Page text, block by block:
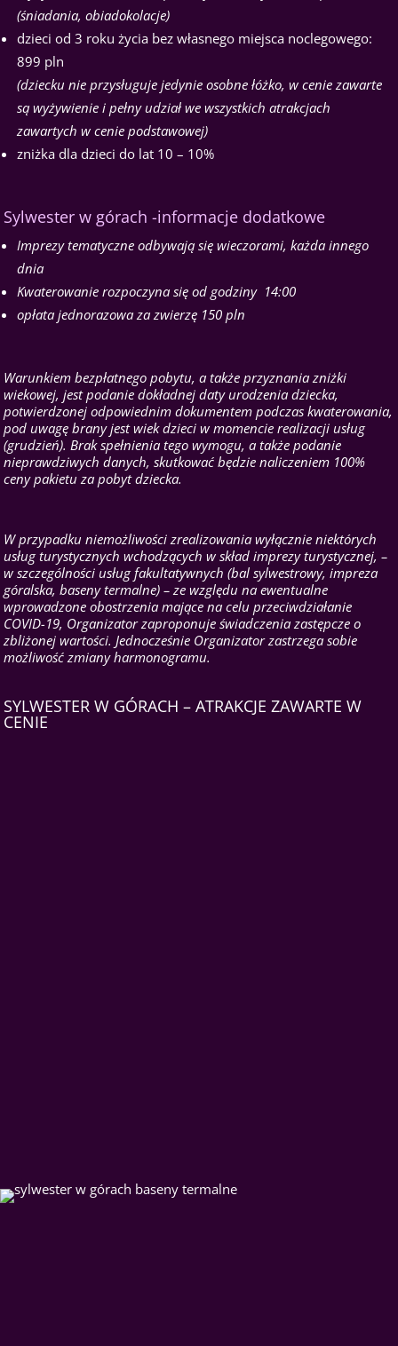
(śniadania, obiadokolacje)
dzieci od 3 roku życia bez własnego miejsca noclegowego:
899 pln
(dziecku nie przysługuje jedynie osobne łóżko, w cenie zawarte
są wyżywienie i pełny udział we wszystkich atrakcjach
zawartych w cenie podstawowej)
zniżka dla dzieci do lat 10 – 10%
Sylwester w górach -informacje dodatkowe
Imprezy tematyczne odbywają się wieczorami, każda innego
dnia
Kwaterowanie rozpoczyna się od godziny 14:00
opłata jednorazowa za zwierzę 150 pln
Warunkiem bezpłatnego pobytu, a także przyznania zniżki
wiekowej, jest podanie dokładnej daty urodzenia dziecka,
potwierdzonej odpowiednim dokumentem podczas kwaterowania,
pod uwagę brany jest wiek dzieci w momencie realizacji usług
(grudzień). Brak spełnienia tego wymogu, a także podanie
nieprawdziwych danych, skutkować będzie naliczeniem 100%
ceny pakietu za pobyt dziecka.
W przypadku niemożliwości zrealizowania wyłącznie niektórych
usług turystycznych wchodzących w skład imprezy turystycznej, –
w szczególności usług fakultatywnych (bal sylwestrowy, impreza
góralska, baseny termalne) – ze względu na ewentualne
wprowadzone obostrzenia mające na celu przeciwdziałanie
COVID-19, Organizator zaproponuje świadczenia zastępcze o
zbliżonej wartości. Jednocześnie Organizator zastrzega sobie
możliwość zmiany harmonogramu.
SYLWESTER W GÓRACH – ATRAKCJE ZAWARTE W
CENIE